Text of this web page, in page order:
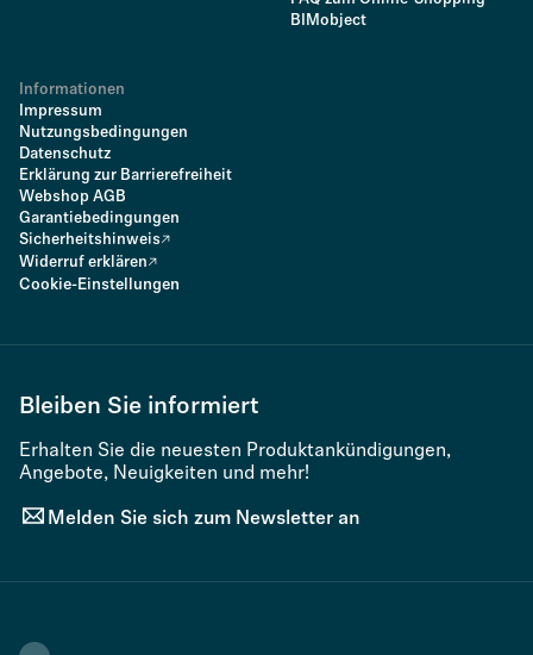
BIMobject
Informationen
Impressum
Nutzungsbedingungen
Datenschutz
Erklärung zur Barrierefreiheit
Webshop AGB
Garantiebedingungen
Sicherheitshinweis
Widerruf erklären
Cookie-Einstellungen
Bleiben Sie informiert
Erhalten Sie die neuesten Produktankündigungen,
Angebote, Neuigkeiten und mehr!
Melden Sie sich zum Newsletter an